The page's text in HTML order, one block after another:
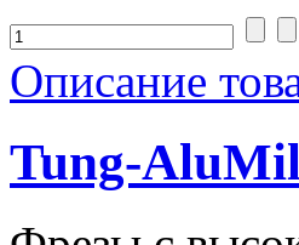
Описание
Tung-